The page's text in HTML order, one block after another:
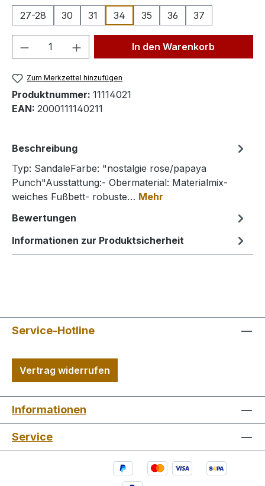
27-28
30 31 34 35 36 37
Produkt Anzahl: Gib denIn den Warenkorb
Zum Merkzettel hinzufügen
Produktnummer: 11114021
EAN: 2000111140211
Beschreibung
Typ: SandaleFarbe: "nostalgie rose/papaya
Punch"Ausstattung:- Obermaterial: Materialmix-
weiches Fußbett- robuste… Mehr
Bewertungen
Informationen zur Produktsicherheit
Service-Hotline
Vertrag widerrufen
Informationen
Service